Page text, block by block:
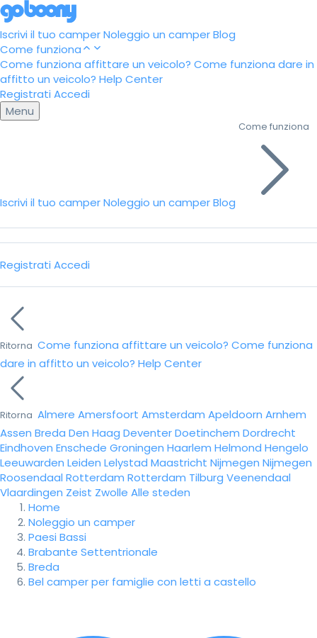
Iscrivi il tuo camperNoleggio un camperBlog
Come funziona
Come funziona affittare un veicolo? Come funziona dare in
affitto un veicolo? Help Center
Registrati Accedi
Menu
Iscrivi il tuo camperNoleggio un camperBlog
Come funziona
Registrati Accedi
Ritorna Come funziona affittare un veicolo? Come funziona
dare in affitto un veicolo? Help Center
Ritorna Almere Amersfoort Amsterdam Apeldoorn Arnhem
Assen Breda Den Haag DeventerDoetinchem Dordrecht
Eindhoven Enschede Groningen Haarlem Helmond Hengelo
Leeuwarden Leiden Lelystad Maastricht Nijmegen Nijmegen
Roosendaal Rotterdam Rotterdam Tilburg Veenendaal
Vlaardingen Zeist Zwolle Alle steden
Home
Noleggio un camper
Paesi Bassi
Brabante Settentrionale
Breda
Bel camper per famiglie con letti a castello